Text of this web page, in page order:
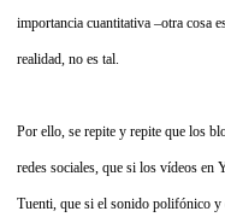
importancia cuantitativa –otra cosa
realidad, no es tal.
Por ello, se repite y repite que los
redes sociales, que si los vídeos en
Tuenti, que si el sonido polifónico